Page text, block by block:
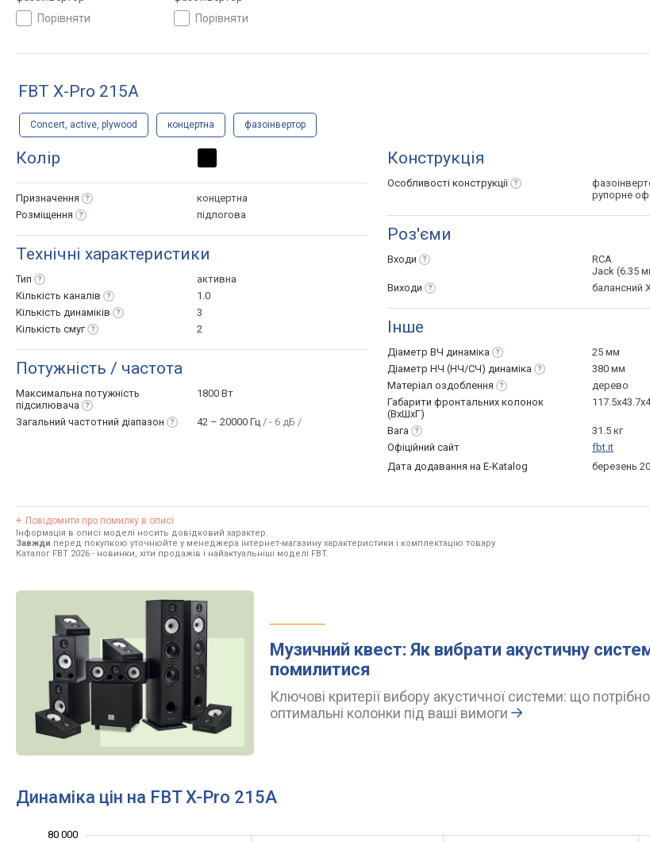
порівняти порівняти
FBT X-Pro 215A
Concert, active, plywood концертна фазоінвертор
Колір
Призначення
концертна
Розміщення
підлогова
Технічні характеристики
Тип
активна
Кількість каналів
1.0
Кількість динаміків
3
Кількість смуг 2
Потужність / частота
Максимальна потужність
підсилювача
1800 Вт
Загальний частотний діапазон 42 – 20000 Гц / - 6 дБ /
Конструкція
Особливості конструкції
рупорне
Роз'єми
Входи
RCA
Jack (6.35
Виходи
балансний
Інше
Діаметр ВЧ динаміка
25 мм
Діаметр НЧ (НЧ/СЧ) динаміка
380 мм
Матеріал оздоблення
дерево
Габарити фронтальних колонок
(ВхШхГ)
Вага
31.5 кг
Офіційний сайт
fbt.it
Дата додавання на E-Katalog
березень
Повідомити про помилку в описі
Інформація в описі моделі носить довідковий характер.
Завжди перед покупкою уточнюйте у менеджера інтернет-магазину характеристики і комплектацію товару
Каталог FBT 2026 - новинки, хіти продажів і найактуальніші моделі FBT.
Музичний квест: Як вибрати акустичну
помилитися
Ключові критерії вибору акустичної системи: що
оптимальні колонки під ваші вимоги
Динаміка цін на FBT X-Pro 215A
80 000